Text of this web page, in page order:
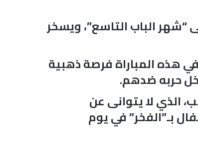
“شهر الباب التاسع”، ويسخر
هذه المباراة فرصة ذهبية
حربه ضدهم.
الذي لا يتوانى عن
بـ”الفخر” في يوم